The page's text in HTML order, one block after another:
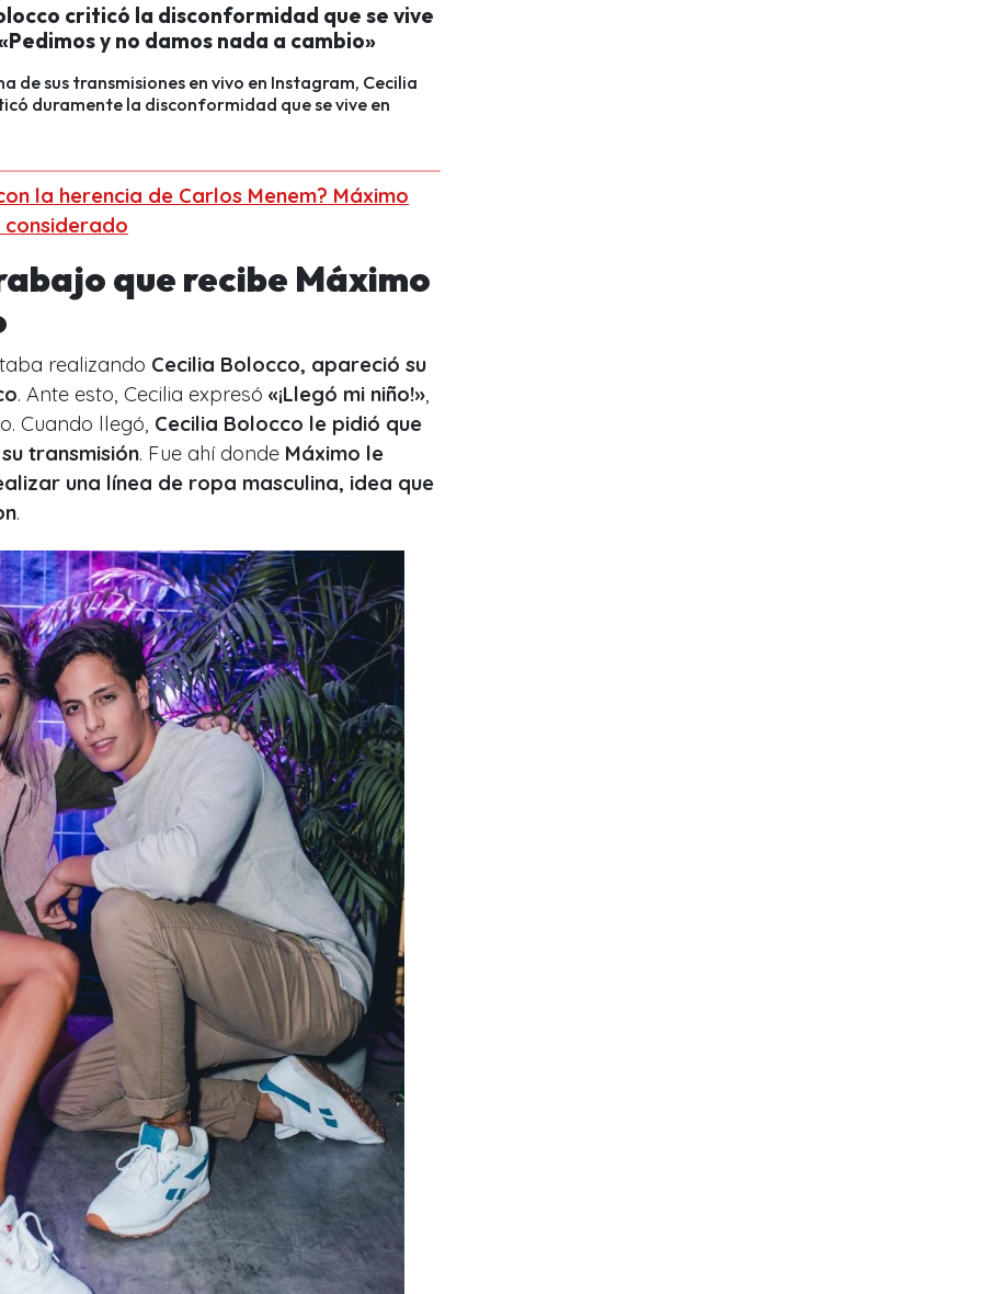
criticó la disconformidad que se vive
y no damos nada a cambio»
de sus transmisiones en vivo en Instagram, Cecilia
duramente la disconformidad que se vive en
la herencia de Carlos Menem? Máximo
considerado
que recibe Máximo
realizando Cecilia Bolocco, apareció su
. Ante esto, Cecilia expresó «¡Llegó mi niño!»,
Cuando llegó, Cecilia Bolocco le pidió que
transmisión. Fue ahí donde Máximo le
una línea de ropa masculina, idea que
.